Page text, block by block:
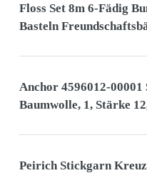
Floss Set 8m 6-Fädig
Basteln
Anchor 4596012-
Baumwolle, 1, Stärke
Peirich Stickgarn